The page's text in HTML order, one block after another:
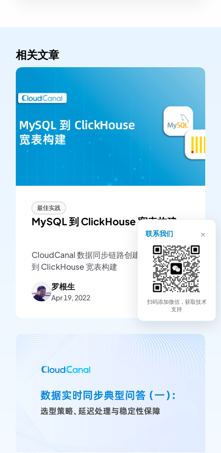
相关文章
最佳实践
MySQL 到 ClickHouse 宽表构建
CloudCanal 数据同步链路创建示例-MySQL
到 ClickHouse 宽表构建
罗根生
Apr 19, 2022
联系我们 ×
扫码添加微信，获取技术
支持